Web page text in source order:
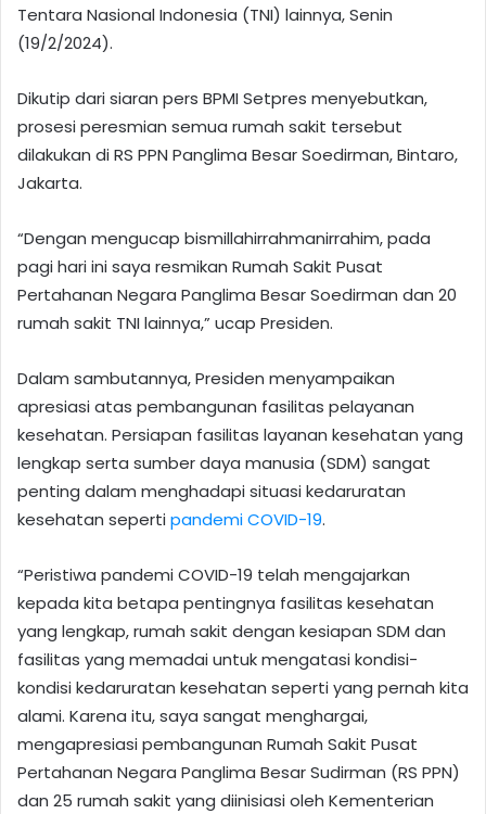
Tentara Nasional Indonesia (TNI) lainnya, Senin
(19/2/2024).
Dikutip dari siaran pers BPMI Setpres menyebutkan,
prosesi peresmian semua rumah sakit tersebut
dilakukan di RS PPN Panglima Besar Soedirman, Bintaro,
Jakarta.
“Dengan mengucap bismillahirrahmanirrahim, pada
pagi hari ini saya resmikan Rumah Sakit Pusat
Pertahanan Negara Panglima Besar Soedirman dan 20
rumah sakit TNI lainnya,” ucap Presiden.
Dalam sambutannya, Presiden menyampaikan
apresiasi atas pembangunan fasilitas pelayanan
kesehatan. Persiapan fasilitas layanan kesehatan yang
lengkap serta sumber daya manusia (SDM) sangat
penting dalam menghadapi situasi kedaruratan
kesehatan sepertipandemi COVID-19.
“Peristiwa pandemi COVID-19 telah mengajarkan
kepada kita betapa pentingnya fasilitas kesehatan
yang lengkap, rumah sakit dengan kesiapan SDM dan
fasilitas yang memadai untuk mengatasi kondisi-
kondisi kedaruratan kesehatan seperti yang pernah kita
alami. Karena itu, saya sangat menghargai,
mengapresiasi pembangunan Rumah Sakit Pusat
Pertahanan Negara Panglima Besar Sudirman (RS PPN)
dan 25 rumah sakit yang diinisiasi oleh Kementerian